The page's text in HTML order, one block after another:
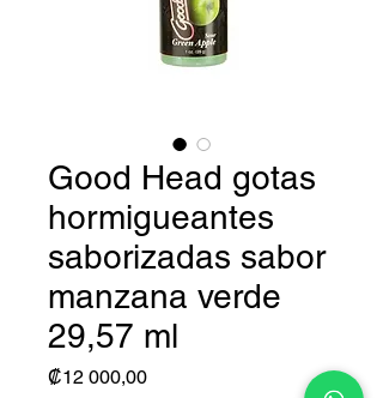
Good Head gotas
hormigueantes
saborizadas sabor
manzana verde
29,57 ml
₡12 000,00Precio